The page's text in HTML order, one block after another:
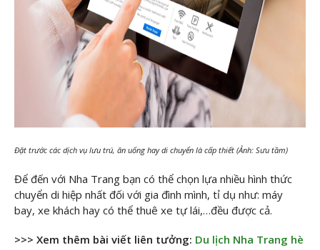
Đặt trước các dịch vụ lưu trú, ăn uống hay di chuyển là cấp thiết (Ảnh: Sưu tầm)
Để đến với Nha Trang bạn có thể chọn lựa nhiều hình thức
chuyển di hiệp nhất đối với gia đình mình, tỉ dụ như: máy
bay, xe khách hay có thể thuê xe tự lái,…đều được cả.
>>> Xem thêm bài viết liên tưởng: Du lịch Nha Trang hè